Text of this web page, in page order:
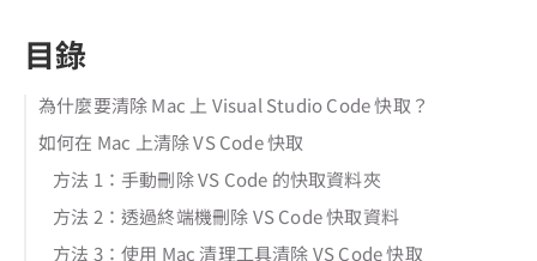
目錄
為什麼要清除 Mac 上 Visual Studio Code 快取？
如何在 Mac 上清除 VS Code 快取
方法 1：手動刪除 VS Code 的快取資料夾
方法 2：透過終端機刪除 VS Code 快取資料
方法 3：使用 Mac 清理工具清除 VS Code 快取